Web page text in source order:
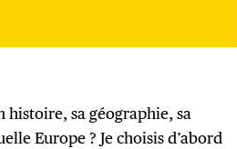
histoire, sa géographie, sa
Europe ? Je choisis d’abord